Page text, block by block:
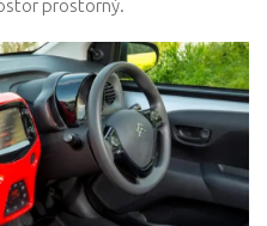
prostorný.